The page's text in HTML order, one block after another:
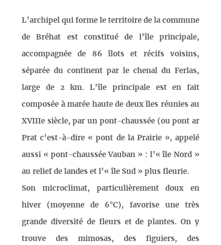
L’archipel qui forme le territoire de la commune
de Bréhat est constitué de l’île principale,
accompagnée de 86 îlots et récifs voisins,
séparée du continent par le chenal du Ferlas,
large de 2 km. L’île principale est en fait
composée à marée haute de deux îles réunies au
XVIIIe siècle, par un pont-chaussée (ou pont ar
Prat c’est-à-dire « pont de la Prairie », appelé
aussi « pont-chaussée Vauban » : l’« île Nord »
au relief de landes et l’« île Sud » plus fleurie.
Son microclimat, particulièrement doux en
hiver (moyenne de 6°C), favorise une très
grande diversité de fleurs et de plantes. On y
trouve des mimosas, des figuiers, des